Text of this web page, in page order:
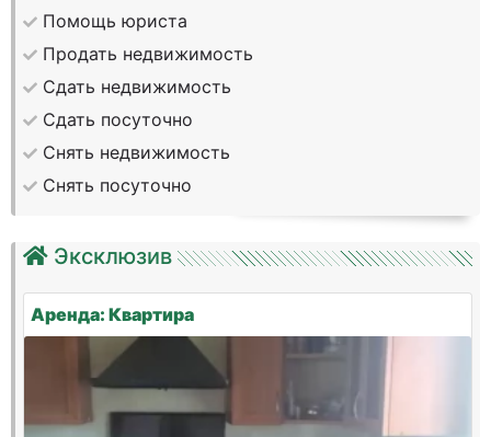
Помощь юриста
Продать недвижимость
Сдать недвижимость
Сдать посуточно
Снять недвижимость
Снять посуточно
Эксклюзив
Аренда: Квартира